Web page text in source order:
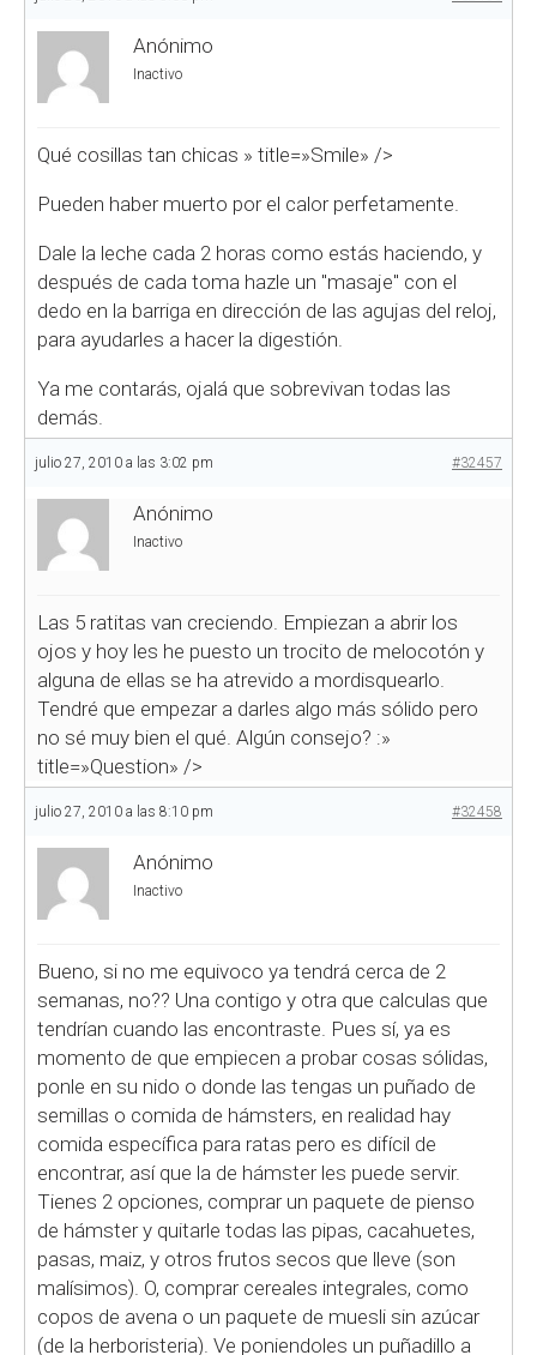
Anónimo
Inactivo
Qué cosillas tan chicas » title=»Smile» />
Pueden haber muerto por el calor perfetamente.
Dale la leche cada 2 horas como estás haciendo, y
después de cada toma hazle un "masaje" con el
dedo en la barriga en dirección de las agujas del reloj,
para ayudarles a hacer la digestión.
Ya me contarás, ojalá que sobrevivan todas las
demás.
julio 27, 2010 a las 3:02 pm #32457
Anónimo
Inactivo
Las 5 ratitas van creciendo. Empiezan a abrir los
ojos y hoy les he puesto un trocito de melocotón y
alguna de ellas se ha atrevido a mordisquearlo.
Tendré que empezar a darles algo más sólido pero
no sé muy bien el qué. Algún consejo? :»
title=»Question» />
julio 27, 2010 a las 8:10 pm #32458
Anónimo
Inactivo
Bueno, si no me equivoco ya tendrá cerca de 2
semanas, no?? Una contigo y otra que calculas que
tendrían cuando las encontraste. Pues sí, ya es
momento de que empiecen a probar cosas sólidas,
ponle en su nido o donde las tengas un puñado de
semillas o comida de hámsters, en realidad hay
comida específica para ratas pero es difícil de
encontrar, así que la de hámster les puede servir.
Tienes 2 opciones, comprar un paquete de pienso
de hámster y quitarle todas las pipas, cacahuetes,
pasas, maiz, y otros frutos secos que lleve (son
malísimos). O, comprar cereales integrales, como
copos de avena o un paquete de muesli sin azúcar
(de la herboristeria). Ve poniendoles un puñadillo a